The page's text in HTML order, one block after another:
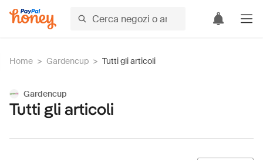
Home > Gardencup > Tutti gli articoli
Gardencup
Tutti gli articoli